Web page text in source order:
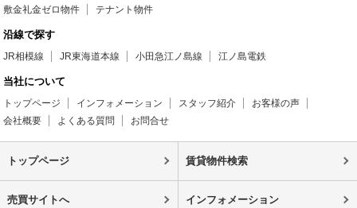
敷金礼金ゼロ物件
テナント物件
沿線で探す
JR相模線 JR東海道本線 小田急江ノ島線 江ノ島電鉄
当社について
トップページ インフォメーション スタッフ紹介
お客様の声
会社概要
よくある質問 お問合せ
トップページ 賃貸物件検索
売買サイトへ インフォメーション